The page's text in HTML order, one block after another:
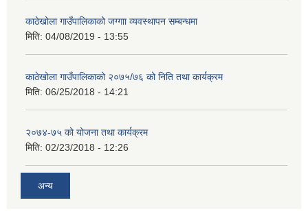
काठेखोला गाउँपालिकाको जग्गाा व्यवस्थापन सम्बन्धमा
मिति: 04/08/2019 - 13:55
काठेखोला गाउँपालिकाको २०७५/७६ को निति तथा कार्यक्रम
मिति: 06/25/2018 - 14:21
२०७४-७५ को योजना तथा कार्यक्रम
मिति: 02/23/2018 - 12:26
अन्य